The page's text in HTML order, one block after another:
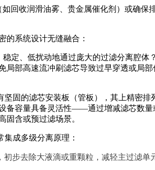
回收润滑油雾、贵金属催化剂）或确保
的系统设计无缝融合：
定、低扰动地通过庞大的过滤分离腔
部高速流冲刷滤芯导致过早穿透或局
固的滤芯安装板（管板），其上精密
备容量具备灵活性——通过增减滤芯数
固含或预过滤场景。
成多级分离原理：
步去除大液滴或重颗粒，减轻主过滤单